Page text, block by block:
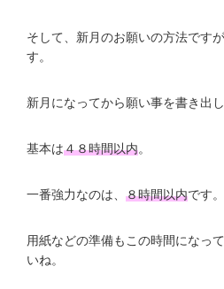
そして、新月のお願いの方法です
す。
新月になってから願い事を書き出し
基本は４８時間以内。
一番強力なのは、 ８時間以内です。
用紙などの準備もこの時間になっ
いね。